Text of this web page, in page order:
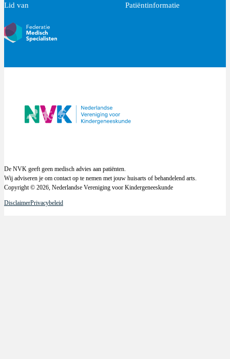
Lid van Patiëntinformatie
De NVK geeft geen medisch advies aan patiënten.
Wij adviseren je om contact op te nemen met jouw huisarts of behandelend arts.
Copyright © 2026, Nederlandse Vereniging voor Kindergeneeskunde
DisclaimerPrivacybeleid